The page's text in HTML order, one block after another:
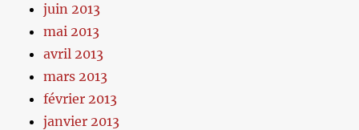
juin 2013
mai 2013
avril 2013
mars 2013
février 2013
janvier 2013